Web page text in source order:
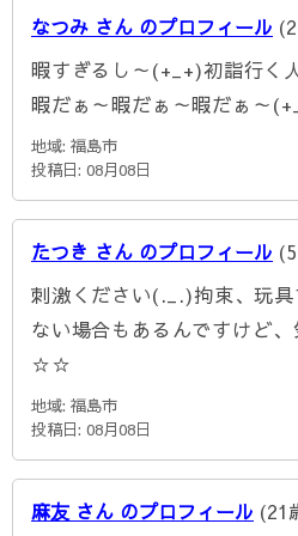
なつみ さん のプロフィール
暇すぎるし～(+_+)初詣行く
暇だぁ～暇だぁ～暇だぁ～
地域: 福島市
投稿日: 08月08日
たつき さん のプロフィール
刺激ください(._.)拘束、玩
ない場合もあるんですけど
☆☆
地域: 福島市
投稿日: 08月08日
麻友 さん のプロフィール (21